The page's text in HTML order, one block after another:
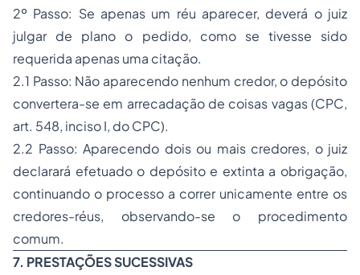
2º Passo: Se apenas um réu aparecer, deverá o juiz
julgar de plano o pedido, como se tivesse sido
requerida apenas uma citação.
2.1 Passo: Não aparecendo nenhum credor, o depósito
convertera-se em arrecadação de coisas vagas (CPC,
art. 548, inciso I, do CPC).
2.2 Passo: Aparecendo dois ou mais credores, o juiz
declarará efetuado o depósito e extinta a obrigação,
continuando o processo a correr unicamente entre os
credores-réus, observando-se o procedimento
comum.
7. PRESTAÇÕES SUCESSIVAS